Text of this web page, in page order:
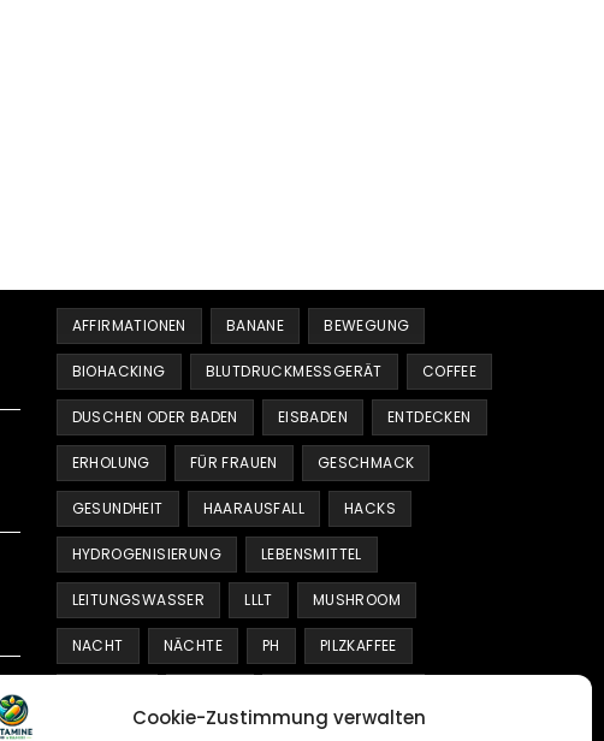
Cookie-Zustimmung verwalten
AFFIRMATIONEN BANANE BEWEGUNG
BIOHACKING BLUTDRUCKMESSGERÄT COFFEE
DUSCHEN ODER BADEN EISBADEN ENTDECKEN
ERHOLUNG FÜR FRAUEN GESCHMACK
GESUNDHEIT HAARAUSFALL HACKS
HYDROGENISIERUNG LEBENSMITTEL
LEITUNGSWASSER LLLT MUSHROOM
NACHT NÄCHTE PH PILZKAFFEE